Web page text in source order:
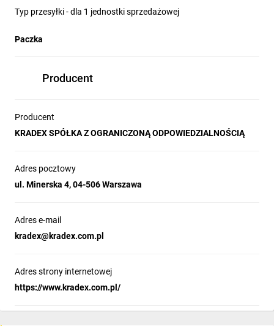
Typ przesyłki - dla 1 jednostki sprzedażowej
Paczka
Producent
Producent
KRADEX SPÓŁKA Z OGRANICZONĄ ODPOWIEDZIALNOŚCIĄ
Adres pocztowy
ul. Minerska 4, 04-506 Warszawa
Adres e-mail
kradex@kradex.com.pl
Adres strony internetowej
https://www.kradex.com.pl/